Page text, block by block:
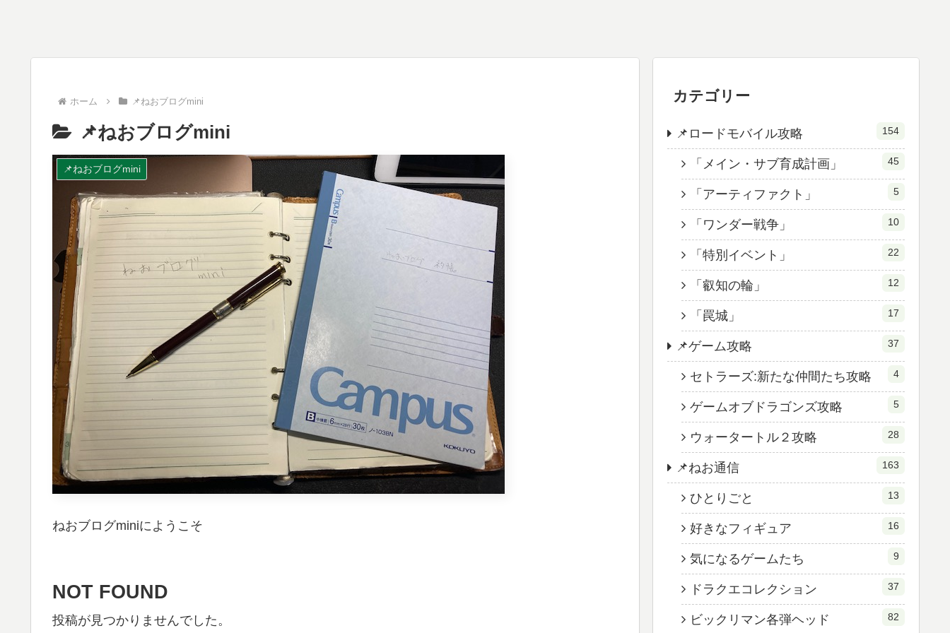
ホーム 📌ねおブログmini
📌ねおブログmini
📌ねおブログmini
ねおブログminiにようこそ
NOT FOUND
投稿が見つかりませんでした。
カテゴリー
📌ロードモバイル攻略 154
「メイン・サブ育成計画」 45
「アーティファクト」 5
「ワンダー戦争」 10
「特別イベント」 22
「叡知の輪」 12
「罠城」 17
📌ゲーム攻略 37
セトラーズ:新たな仲間たち攻略 4
ゲームオブドラゴンズ攻略 5
ウォータートル２攻略 28
📌ねお通信 163
ひとりごと 13
好きなフィギュア 16
気になるゲームたち 9
ドラクエコレクション 37
ビックリマン各弾ヘッド 82